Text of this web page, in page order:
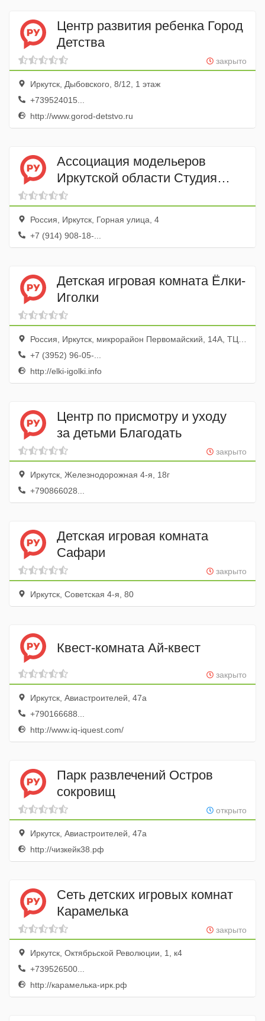
Центр развития ребенка Город
Детства
закрыто
Иркутск, Дыбовского, 8/12, 1 этаж
+739524015...
http://www.gorod-detstvo.ru
Ассоциация модельеров
Иркутской области Студия
Маленькая Принцесса
Россия, Иркутск, Горная улица, 4
+7 (914) 908-18-...
Детская игровая комната Ёлки-
Иголки
Россия, Иркутск, микрорайон Первомайский, 14А, ТЦ Исток, 3 эт.
+7 (3952) 96-05-...
http://elki-igolki.info
Центр по присмотру и уходу
за детьми Благодать
закрыто
Иркутск, Железнодорожная 4-я, 18г
+790866028...
Детская игровая комната
Сафари
закрыто
Иркутск, Советская 4-я, 80
Квест-комната Ай-квест
закрыто
Иркутск, Авиастроителей, 47а
+790166688...
http://www.iq-iquest.com/
Парк развлечений Остров
сокровищ
открыто
Иркутск, Авиастроителей, 47а
http://чизкейк38.рф
Сеть детских игровых комнат
Карамелька
закрыто
Иркутск, Октябрьской Революции, 1, к4
+739526500...
http://карамелька-ирк.рф